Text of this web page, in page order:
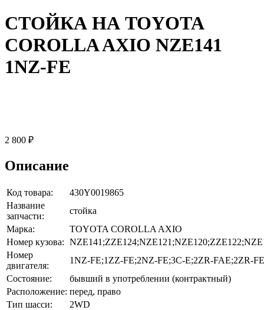
СТОЙКА НА TOYOTA
COROLLA AXIO NZE141
1NZ-FE
2 800 ₽
Описание
Код товара:
430Y0019865
Название
запчасти:
стойка
Марка:
TOYOTA COROLLA AXIO
Номер кузова:
Номер
двигателя:
1NZ-FE;1ZZ-FE;2NZ-FE;3C-E;2ZR-FAE;2ZR-
Состояние:
бывший в употреблении (контрактный)
Расположение: перед, право
Тип шасси:
2WD